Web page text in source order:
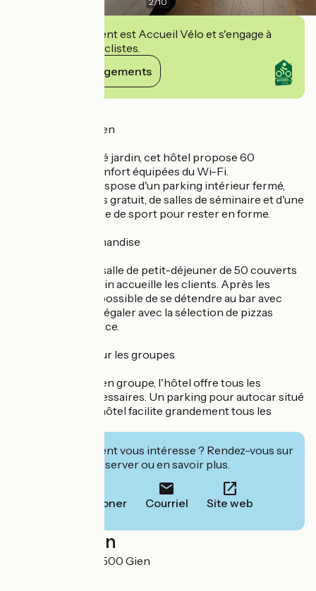
Cet établissement est Accueil Vélo et s'engage à
accueillir des cyclistes.
Voir ses engagements
Un séjour 3★ à Gien
Côté Loire ou côté jardin, cet hôtel propose 60
chambres tout confort équipées du Wi-Fi.
L'établissement dispose d'un parking intérieur fermé,
d'un garage à vélos gratuit, de salles de séminaire et d'une
toute nouvelle salle de sport pour rester en forme.
Détente et Gourmandise
Dès le matin, une salle de petit-déjeuner de 50 couverts
ouverte sur le jardin accueille les clients. Après les
excursions, il est possible de se détendre au bar avec
terrasse et de se régaler avec la sélection de pizzas
proposées sur place.
L'escale idéale pour les groupes
Pour les voyages en groupe, l'hôtel offre tous les
équipements nécessaires. Un parking pour autocar situé
juste en face de l'hôtel facilite grandement tous les
Cet établissement vous intéresse ? Rendez-vous sur
leur site pour réserver ou en savoir plus.
Téléphoner Courriel Site web
Localisation
21 quai de Sully 45500 Gien